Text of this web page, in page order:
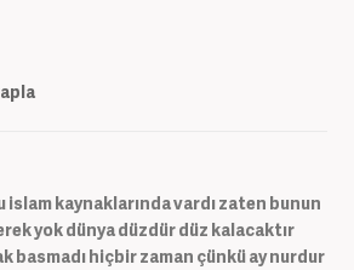
islam kaynaklarında vardı zaten bunun
yok dünya düzdür düz kalacaktır
basmadı hiçbir zaman çünkü ay nurdur